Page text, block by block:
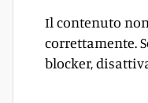
Il contenuto
correttamente.
blocker,